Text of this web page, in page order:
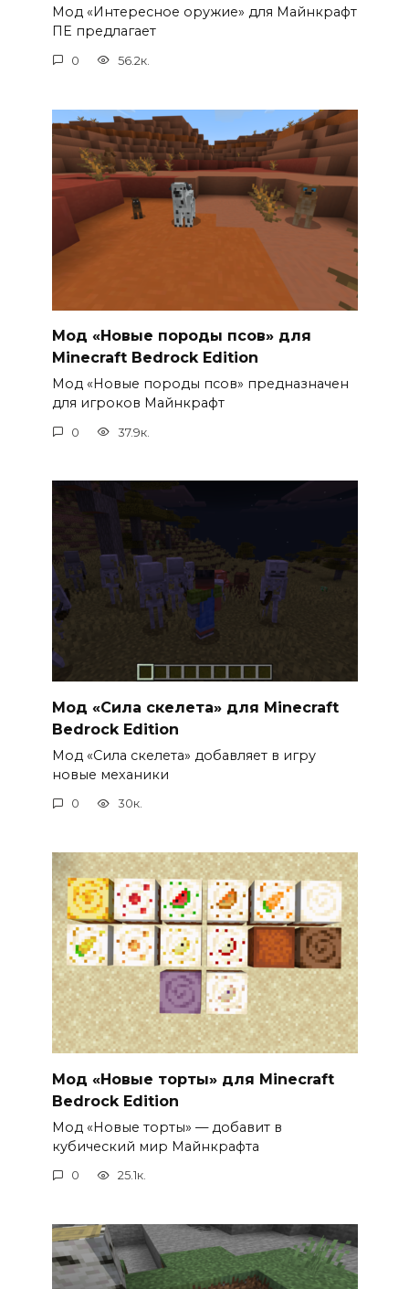
Мод «Интересное оружие» для Майнкрафт
ПЕ предлагает
0 56.2к.
Мод «Новые породы псов» для
Minecraft Bedrock Edition
Мод «Новые породы псов» предназначен
для игроков Майнкрафт
0 37.9к.
Мод «Сила скелета» для Minecraft
Bedrock Edition
Мод «Сила скелета» добавляет в игру
новые механики
0 30к.
Мод «Новые торты» для Minecraft
Bedrock Edition
Мод «Новые торты» — добавит в
кубический мир Майнкрафта
0 25.1к.